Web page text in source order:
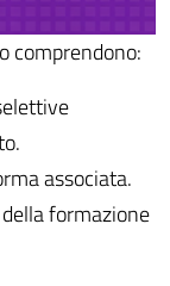
comprendono:
associata.
formazione